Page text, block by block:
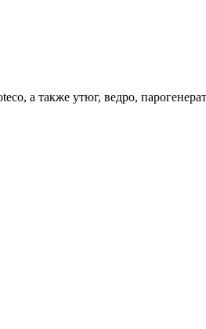
а также утюг, ведро,